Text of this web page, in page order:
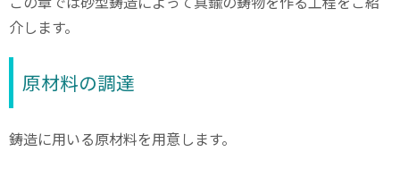
介します。
原材料の調達
鋳造に用いる原材料を用意します。